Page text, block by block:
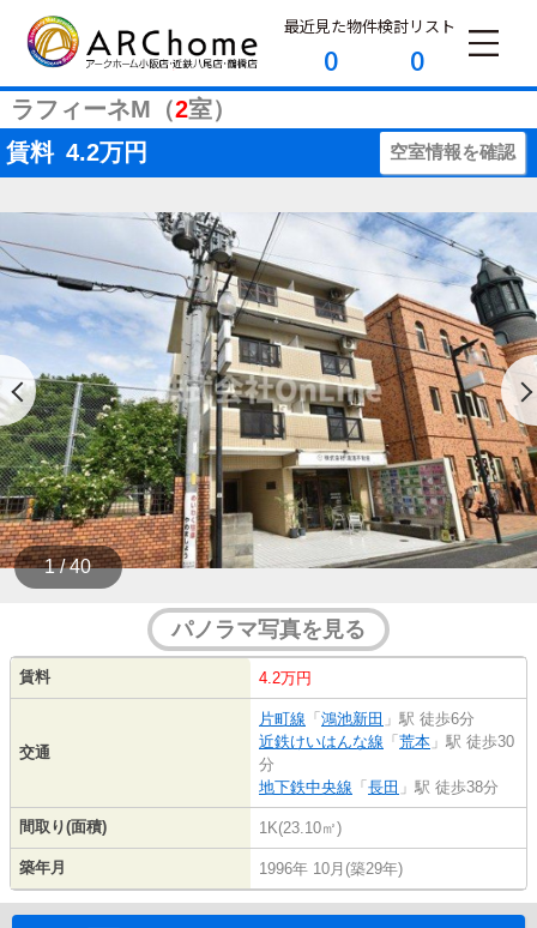
最近見た物件
0
検討リスト
0
ラフィーネM（2室）
賃料 4.2万円 空室情報を確認
1 / 40
パノラマ写真を見る
賃料 4.2万円
交通
片町線 「 鴻池新田 」駅 徒歩6分
近鉄けいはんな線 「 荒本 」駅 徒歩30
分
地下鉄中央線 「 長田 」駅 徒歩38分
間取り(面積) 1K(23.10㎡)
築年月 1996年 10月(築29年)